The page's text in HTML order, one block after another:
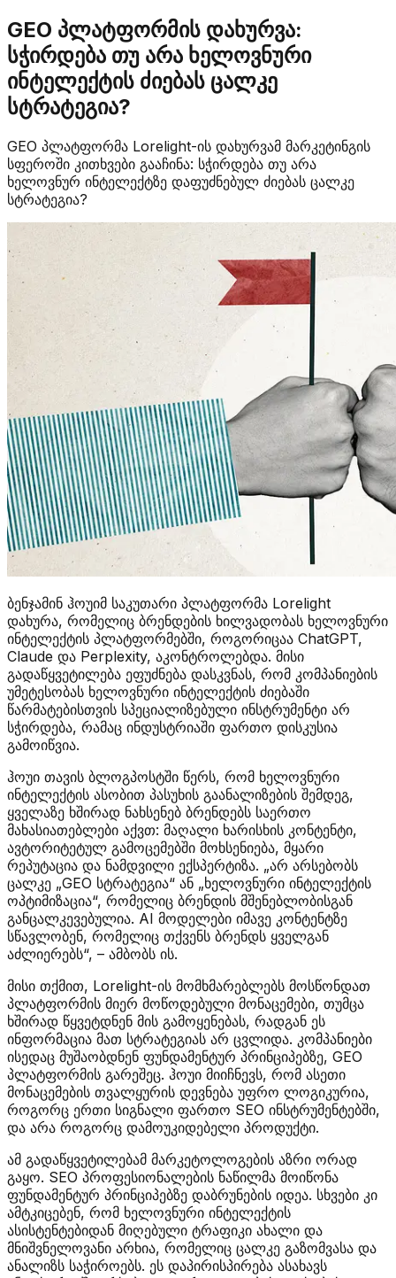
GEO პლატფორმის დახურვა:
სჭირდება თუ არა ხელოვნური
ინტელექტის ძიებას ცალკე
სტრატეგია?
GEO პლატფორმა Lorelight-ის დახურვამ მარკეტინგის
სფეროში კითხვები გააჩინა: სჭირდება თუ არა
ხელოვნურ ინტელექტზე დაფუძნებულ ძიებას ცალკე
სტრატეგია?
ბენჯამინ ჰოუიმ საკუთარი პლატფორმა Lorelight
დახურა, რომელიც ბრენდების ხილვადობას ხელოვნური
ინტელექტის პლატფორმებში, როგორიცაა ChatGPT,
Claude და Perplexity, აკონტროლებდა. მისი
გადაწყვეტილება ეფუძნება დასკვნას, რომ კომპანიების
უმეტესობას ხელოვნური ინტელექტის ძიებაში
წარმატებისთვის სპეციალიზებული ინსტრუმენტი არ
სჭირდება, რამაც ინდუსტრიაში ფართო დისკუსია
გამოიწვია.
ჰოუი თავის ბლოგპოსტში წერს, რომ ხელოვნური
ინტელექტის ასობით პასუხის გაანალიზების შემდეგ,
ყველაზე ხშირად ნახსენებ ბრენდებს საერთო
მახასიათებლები აქვთ: მაღალი ხარისხის კონტენტი,
ავტორიტეტულ გამოცემებში მოხსენიება, მყარი
რეპუტაცია და ნამდვილი ექსპერტიზა. „არ არსებობს
ცალკე „GEO სტრატეგია“ ან „ხელოვნური ინტელექტის
ოპტიმიზაცია“, რომელიც ბრენდის მშენებლობისგან
განცალკევებულია. AI მოდელები იმავე კონტენტზე
სწავლობენ, რომელიც თქვენს ბრენდს ყველგან
აძლიერებს“, – ამბობს ის.
მისი თქმით, Lorelight-ის მომხმარებლებს მოსწონდათ
პლატფორმის მიერ მოწოდებული მონაცემები, თუმცა
ხშირად წყვეტდნენ მის გამოყენებას, რადგან ეს
ინფორმაცია მათ სტრატეგიას არ ცვლიდა. კომპანიები
ისედაც მუშაობდნენ ფუნდამენტურ პრინციპებზე, GEO
პლატფორმის გარეშეც. ჰოუი მიიჩნევს, რომ ასეთი
მონაცემების თვალყურის დევნება უფრო ლოგიკურია,
როგორც ერთი სიგნალი ფართო SEO ინსტრუმენტებში,
და არა როგორც დამოუკიდებელი პროდუქტი.
ამ გადაწყვეტილებამ მარკეტოლოგების აზრი ორად
გაყო. SEO პროფესიონალების ნაწილმა მოიწონა
ფუნდამენტურ პრინციპებზე დაბრუნების იდეა. სხვები კი
ამტკიცებენ, რომ ხელოვნური ინტელექტის
ასისტენტებიდან მიღებული ტრაფიკი ახალი და
მნიშვნელოვანი არხია, რომელიც ცალკე გაზომვასა და
ანალიზს საჭიროებს. ეს დაპირისპირება ასახავს